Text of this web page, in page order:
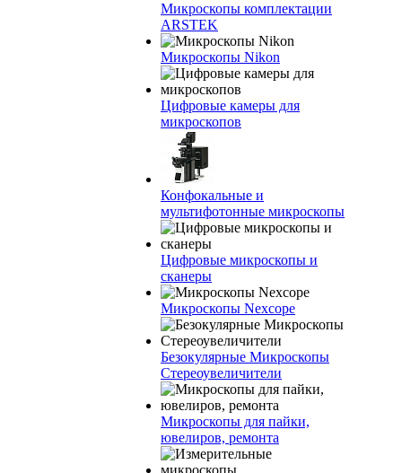
Микроскопы комплектации
ARSTEK
Микроскопы Nikon
Цифровые камеры для
микроскопов
Конфокальные и
мультифотонные микроскопы
Цифровые микроскопы и
сканеры
Микроскопы Nexcope
Безокулярные Микроскопы
Стереоувеличители
Микроскопы для пайки,
ювелиров, ремонта